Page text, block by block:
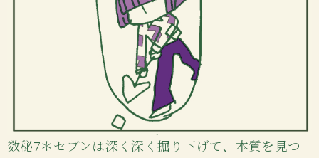
数秘7＊セブンは深く深く掘り下げて、本質を見つ